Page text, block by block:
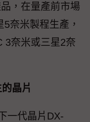
，在量產前市場
奈米製程生產，
3奈米或三星2奈
晶片
一代晶片DX-